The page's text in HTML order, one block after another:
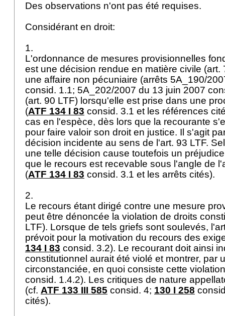
Des observations n'ont pas été requises.
Considérant en droit:
1.
L'ordonnance de mesures provisionnelles
est une décision rendue en matière civile (art.
une affaire non pécuniaire (arrêts 5A_190/
consid. 1.1; 5A_202/2007 du 13 juin 2007
(art. 90 LTF) lorsqu'elle est prise dans une
(ATF 134 I 83 consid. 3.1 et les références
cas en l'espèce, dès lors que la recourante
pour faire valoir son droit en justice. Il s'agit
décision incidente au sens de l'art. 93 LTF.
une telle décision cause toutefois un
que le recours est recevable sous l'angle de l'
(ATF 134 I 83 consid. 3.1 et les arrêts cités).
2.
Le recours étant dirigé contre une mesure
peut être dénoncée la violation de droits
LTF). Lorsque de tels griefs sont soulevés, l'
prévoit pour la motivation du recours des
134 I 83 consid. 3.2). Le recourant doit ainsi
constitutionnel aurait été violé et montrer, par
circonstanciée, en quoi consiste cette
consid. 1.4.2). Les critiques de nature
(cf. ATF 133 III 585 consid. 4; 130 I 258
cités).